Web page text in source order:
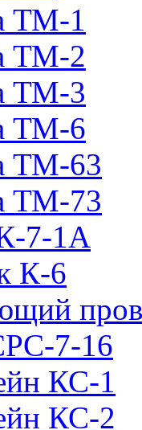
ТМ-1
ТМ-2
ТМ-3
ТМ-6
ТМ-63
ТМ-73
7-1А
К-6
7-16
КС-1
КС-2